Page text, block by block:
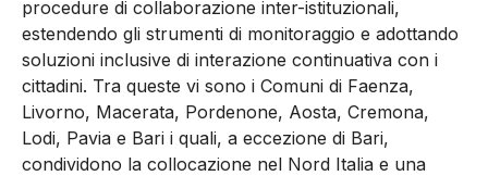
procedure di collaborazione inter-istituzionali,
estendendo gli strumenti di monitoraggio e adottando
soluzioni inclusive di interazione continuativa con i
cittadini. Tra queste vi sono i Comuni di Faenza,
Livorno, Macerata, Pordenone, Aosta, Cremona,
Lodi, Pavia e Bari i quali, a eccezione di Bari,
condividono la collocazione nel Nord Italia e una